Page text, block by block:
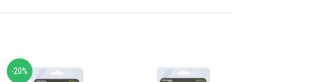
-20%